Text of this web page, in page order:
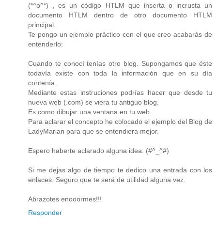
(*^o^*) , es un código HTLM que inserta o incrusta un
documento HTLM dentro de otro documento HTLM
principal.
Te pongo un ejemplo práctico con el que creo acabarás de
entenderlo:
Cuando te conocí tenías otro blog. Supongamos que éste
todavía existe con toda la información que en su día
contenía.
Mediante estas instruciones podrías hacer que desde tu
nueva web (.com) se viera tu antiguo blog.
Es como dibujar una ventana en tu web.
Para aclarar el concepto he colocado el ejemplo del Blog de
LadyMarian para que se entendiera mejor.
Espero haberte aclarado alguna idea. (#^_^#)
Si me dejas algo de tiempo te dedico una entrada con los
enlaces. Seguro que te será de utilidad alguna vez.
Abrazotes enooormes!!!
Responder